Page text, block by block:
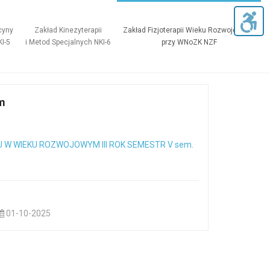
5
Zakład Kinezyterapii
i Metod Specjalnych NKI-6
Zakład Fizjoterapii Wieku Rozwojowego
przy WNoZK NZF
WIEKU ROZWOJOWYM III ROK SEMESTR V sem.
01-10-2025